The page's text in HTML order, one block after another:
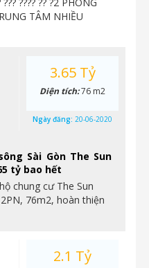
TÂM NHIỀU
Sài Gòn The Sun
tỷ bao hết
chung cư The Sun
76m2, hoàn thiện
3.65 Tỷ
Diện tích:76 m2
Ngày đăng: 20-06-2020
2.1 Tỷ